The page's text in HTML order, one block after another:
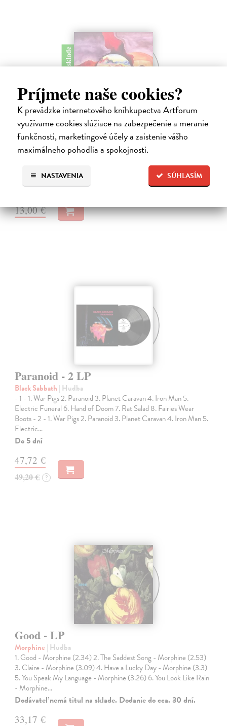
Príjmete naše cookies?
K prevádzke internetového kníhkupectva Artforum
využívame cookies slúžiace na zabezpečenie a meranie
funkčnosti, marketingové účely a zaistenie vášho
maximálneho pohodlia a spokojnosti.
SÚHLASÍM
NASTAVENIA
na sklade
The Breathing Earth - CD
Waking Vision| Hudba
Dlhých sedemnásť rokov museli čakať fanúšikovia kultového
zoskupenia Waking Vision na nový album. Gitarista a skladateľ John
Shannon a bubeník Martin Valihora, spolužiaci z prestížnej Berklee
College of…
Na sklade ?
13,00 €
Paranoid - 2 LP
Black Sabbath | Hudba
- 1 - 1. War Pigs 2. Paranoid 3. Planet Caravan 4. Iron Man 5.
Electric Funeral 6. Hand of Doom 7. Rat Salad 8. Fairies Wear
Boots - 2 - 1. War Pigs 2. Paranoid 3. Planet Caravan 4. Iron Man 5.
Electric…
Do 5 dní
47,72 €
49,20 € ?
Good - LP
Morphine | Hudba
1. Good - Morphine (2.34) 2. The Saddest Song - Morphine (2.53)
3. Claire - Morphine (3.09) 4. Have a Lucky Day - Morphine (3.3)
5. You Speak My Language - Morphine (3.26) 6. You Look Like Rain
- Morphine…
Dodávateľ nemá titul na sklade. Dodanie do cca. 30 dní.
33,17 €